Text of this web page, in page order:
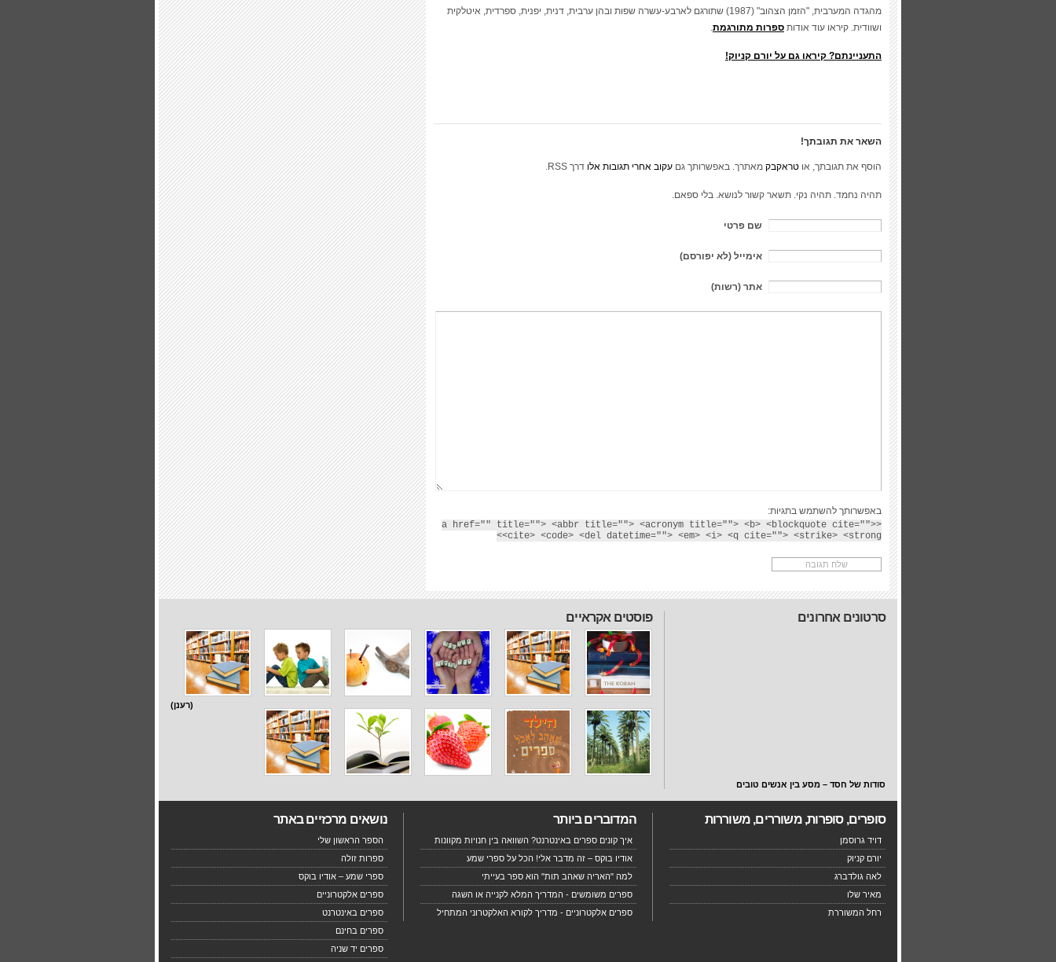
מהגדה המערבית, "הזמן הצהוב" (1987) שתורגם לארבע-עשרה שפות ובהן ערבית, דנית, יפנית, ספרדית, איטלקית
ושוודית. קיראו עוד אודות ספרות מתורגמת.
התעניינתם? קיראו גם על יורם קניוק!
השאר את תגובתך!
הוסף את תגובתך, או טראקבק מאתרך. באפשרותך גם עקוב אחרי תגובות אלו דרך RSS.
תהיה נחמד. תהיה נקי. תשאר קשור לנושא. בלי ספאם.
שם פרטי
אימייל (לא יפורסם)
אתר (רשות)
באפשרותך להשתמש בתגיות:
<a href="" title=""> <abbr title=""> <acronym title=""> <b> <blockquote cite="">
<cite> <code> <del datetime=""> <em> <i> <q cite=""> <strike> <strong>
פוסטים אקראיים
(רענן)
סרטונים אחרונים
סודות של חסד – מסע בין אנשים טובים
סופרים, סופרות, משוררים, משוררות
דויד גרוסמן
יורם קניוק
לאה גולדברג
מאיר שלו
רחל המשוררת
המדוברים ביותר
איך קונים ספרים באינטרנט? השוואה בין חנויות מקוונות
אודיו בוקס – זה מדבר אלי! הכל על ספרי שמע
למה "האריה שאהב תות" הוא ספר בעייתי
ספרים משומשים - המדריך המלא לקנייה או השגה
ספרים אלקטרוניים - מדריך לקורא האלקטרוני המתחיל
נושאים מרכזיים באתר
הספר הראשון שלי
ספרות זולה
ספרי שמע – אודיו בוקס
ספרים אלקטרוניים
ספרים באינטרנט
ספרים בחינם
ספרים יד שניה